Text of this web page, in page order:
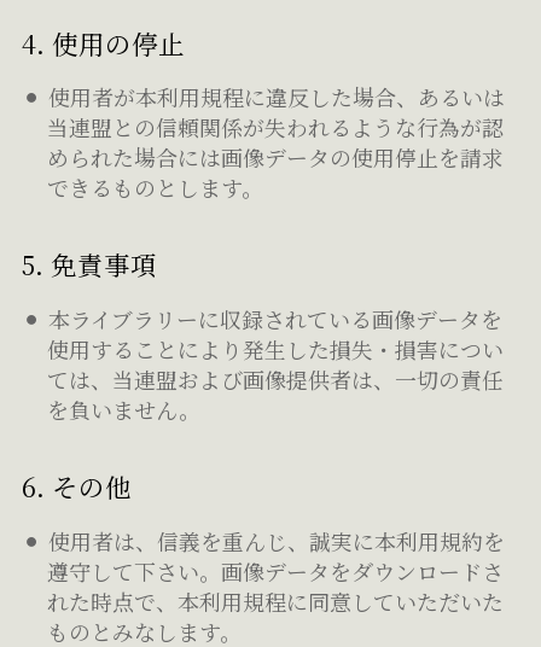
4. 使用の停止
使用者が本利用規程に違反した場合、あるいは
当連盟との信頼関係が失われるような行為が認
められた場合には画像データの使用停止を請求
できるものとします。
5. 免責事項
本ライブラリーに収録されている画像データを
使用することにより発生した損失・損害につい
ては、当連盟および画像提供者は、一切の責任
を負いません。
6. その他
使用者は、信義を重んじ、誠実に本利用規約を
遵守して下さい。画像データをダウンロードさ
れた時点で、本利用規程に同意していただいた
ものとみなします。